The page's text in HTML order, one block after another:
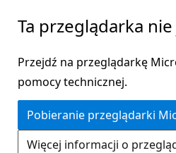
Ta przeglądarka
Przejdź na przeglądarkę
pomocy technicznej.
Pobieranie przeglądarki
Więcej informacji o